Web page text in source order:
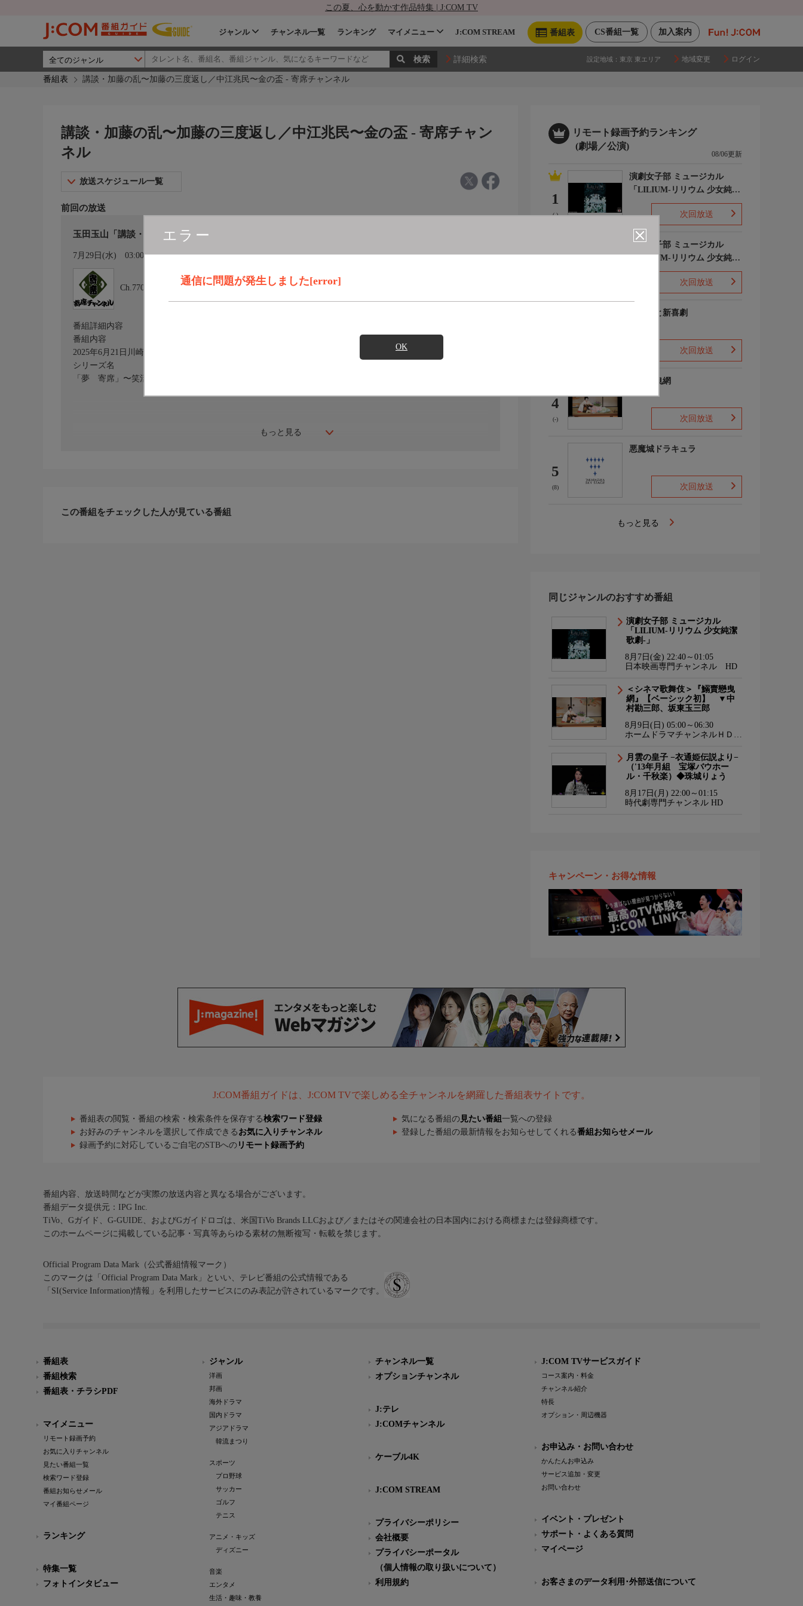
この夏、心を動かす作品特集 | J:COM TV
加入案内
CS番組一覧
番組表
ジャンル チャンネル一覧 ランキング マイメニュー J:COM STREAM
詳細検索 設定地域： 東京 東エリア 地域変更 ログイン
番組表 講談・加藤の乱〜加藤の三度返し／中江兆民〜金の盃 - 寄席チャンネル
エラー
通信に問題が発生しました[error]
OK
講談・加藤の乱〜加藤の三度返し／中江兆民〜金の盃 - 寄席チャン
ネル
放送スケジュール一覧
前回の放送
玉田玉山「講談・加藤の乱〜加藤の三度返し／中江兆民〜金の盃」〜珠玉の政治講談！
7月29日(水) 03:00〜04:00
Ch.770
寄席チャンネル
もっと見る
番組詳細内容
番組内容
2025年6月21日川崎・第六南亭にて収録。『玉田玉山プライベート演芸場 政治講談SP』
シリーズ名
「夢 寄席」〜笑活 ヨセ女はじめました〜
この番組をチェックした人が見ている番組
リモート録画予約ランキング
(劇場／公演)
08/06更新
1
(-)
演劇女子部 ミュージカル
「LILIUM-リリウム 少女純潔
歌劇-」
次回放送
演劇女子部 ミュージカル
「LILIUM-リリウム 少女純潔
歌劇-」感謝祭
次回放送
よしもと新喜劇
次回放送
4
(-)
鰯賣戀曳網
次回放送
5
(8)
悪魔城ドラキュラ
次回放送
もっと見る
同じジャンルのおすすめ番組
演劇女子部 ミュージカル
「LILIUM-リリウム 少女純潔
歌劇-」
8月7日(金) 22:40～01:05
日本映画専門チャンネル HD
＜シネマ歌舞伎＞『鰯賣戀曳
網』【ベーシック初】 ▼中
村勘三郎、坂東玉三郎
8月9日(日) 05:00～06:30
ホームドラマチャンネルＨＤ
月雲の皇子 −衣通姫伝説より−
（'13年月組 宝塚バウホー
ル・千秋楽）◆珠城りょう
8月17日(月) 22:00～01:15
時代劇専門チャンネル HD
キャンペーン・お得な情報
J:COM番組ガイドは、J:COM TVで楽しめる全チャンネルを網羅した番組表サイトです。
番組表の閲覧・番組の検索・検索条件を保存する検索ワード登録 気になる番組の 見たい番組 一覧への登録
お好みのチャンネルを選択して作成できる お気に入りチャンネル 登録した番組の最新情報をお知らせしてくれる番組お知らせメール
録画予約に対応しているご自宅のSTBへの リモート録画予約
番組内容、放送時間などが実際の放送内容と異なる場合がございます。
番組データ提供元：IPG Inc.
TiVo、Gガイド、G-GUIDE、およびGガイドロゴは、米国TiVo Brands LLCおよび／またはその関連会社の日本国内における商標または登録商標です。
このホームページに掲載している記事・写真等あらゆる素材の無断複写・転載を禁じます。
Official Program Data Mark（公式番組情報マーク）
このマークは「Official Program Data Mark」といい、テレビ番組の公式情報である
「SI(Service Information)情報」を利用したサービスにのみ表記が許されているマークです。
番組表
番組検索
番組表・チラシPDF
マイメニュー
リモート録画予約
お気に入りチャンネル
見たい番組一覧
検索ワード登録
番組お知らせメール
マイ番組ページ
ランキング
特集一覧
フォトインタビュー
ジャンル
洋画
邦画
海外ドラマ
国内ドラマ
アジアドラマ
韓流まつり
スポーツ
プロ野球
サッカー
ゴルフ
テニス
アニメ・キッズ
ディズニー
音楽
エンタメ
生活・趣味・教養
チャンネル一覧
オプションチャンネル
J:テレ
J:COMチャンネル
ケーブル4K
J:COM STREAM
プライバシーポリシー
会社概要
プライバシーポータル
（個人情報の取り扱いについて）
利用規約
J:COM TVサービスガイド
コース案内・料金
チャンネル紹介
特長
オプション・周辺機器
お申込み・お問い合わせ
かんたんお申込み
サービス追加・変更
お問い合わせ
イベント・プレゼント
サポート・よくある質問
マイページ
お客さまのデータ利用･外部送信について